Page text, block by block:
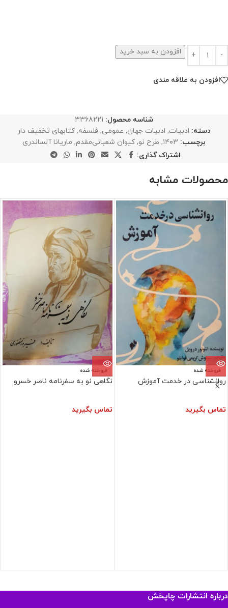
افزودن به سبد خرید
افزودن به علاقه مندی
شناسه محصول: 3368221
دسته: ادبیات, ادبیات جهان, عمومی, فلسفه, کتابهای تخفیف دار
برچسب: ۱۴۰۳, طرح نو, کیوان شعبانی‌مقدم, ماریانا آلساندری
اشتراک گذاری:
محصولات مشابه
فروخته شده
روانشناسی در خدمت آموزش
تماس بگیرید
فروخته شده
نگاهی نو به سفرنامه ناصر خسرو
تماس بگیرید
درباره انتشارات چاپخش